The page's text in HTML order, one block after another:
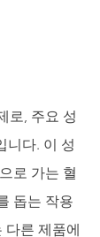
로, 주요 성
니다. 이 성
로 가는 혈
돕는 작용
다른 제품에